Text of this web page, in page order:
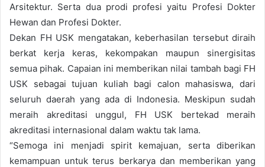
Arsitektur. Serta dua prodi profesi yaitu Profesi Dokter
Hewan dan Profesi Dokter.
Dekan FH USK mengatakan, keberhasilan tersebut diraih
berkat kerja keras, kekompakan maupun sinergisitas
semua pihak. Capaian ini memberikan nilai tambah bagi FH
USK sebagai tujuan kuliah bagi calon mahasiswa, dari
seluruh daerah yang ada di Indonesia. Meskipun sudah
meraih akreditasi unggul, FH USK bertekad meraih
akreditasi internasional dalam waktu tak lama.
“Semoga ini menjadi spirit kemajuan, serta diberikan
kemampuan untuk terus berkarya dan memberikan yang